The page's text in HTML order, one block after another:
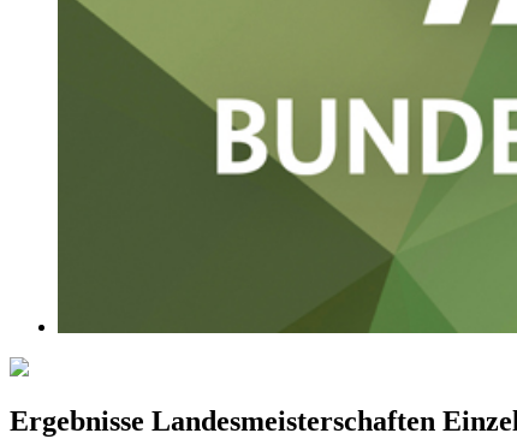
Ergebnisse Landesmeisterschaften